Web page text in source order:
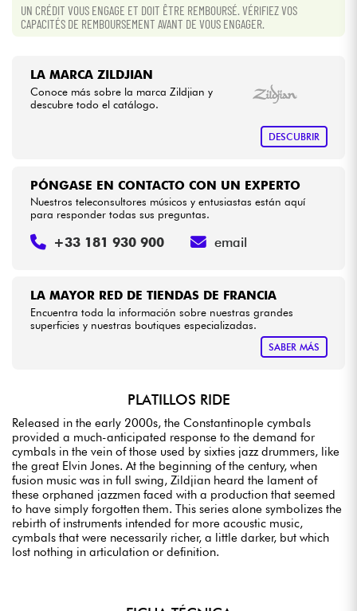
Bundle
UN CRÉDIT VOUS ENGAGE ET DOIT ÊTRE REMBOURSÉ. VÉRIFIEZ VOS
CAPACITÉS DE REMBOURSEMENT AVANT DE VOUS ENGAGER.
LA MARCA ZILDJIAN
Conoce más sobre la marca Zildjian y
descubre todo el catálogo.
DESCUBRIR
LA MAYOR RED DE TIENDAS DE FRANCIA
Encuentra toda la información sobre nuestras grandes
superficies y nuestras boutiques especializadas.
SABER MÁS
PÓNGASE EN CONTACTO CON UN EXPERTO
Nuestros teleconsultores músicos y entusiastas están aquí
para responder todas sus preguntas.
+33 181 930 900 email
PLATILLOS RIDE
Released in the early 2000s, the Constantinople cymbals
provided a much-anticipated response to the demand for
cymbals in the vein of those used by sixties jazz drummers, like
the great Elvin Jones. At the beginning of the century, when
fusion music was in full swing, Zildjian heard the lament of
these orphaned jazzmen faced with a production that seemed
to have simply forgotten them. This series alone symbolizes the
rebirth of instruments intended for more acoustic music,
cymbals that were necessarily richer, a little darker, but which
lost nothing in articulation or definition.